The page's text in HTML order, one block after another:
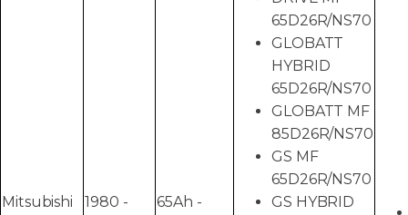
Mitsubishi
1980 -
65Ah -
65D26R/NS70
GLOBATT
HYBRID
65D26R/NS70
GLOBATT MF
85D26R/NS70
GS MF
65D26R/NS70
GS HYBRID